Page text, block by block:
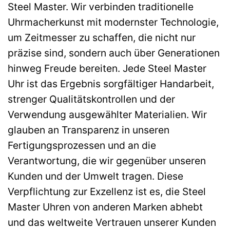
Steel Master. Wir verbinden traditionelle
Uhrmacherkunst mit modernster Technologie,
um Zeitmesser zu schaffen, die nicht nur
präzise sind, sondern auch über Generationen
hinweg Freude bereiten. Jede Steel Master
Uhr ist das Ergebnis sorgfältiger Handarbeit,
strenger Qualitätskontrollen und der
Verwendung ausgewählter Materialien. Wir
glauben an Transparenz in unseren
Fertigungsprozessen und an die
Verantwortung, die wir gegenüber unseren
Kunden und der Umwelt tragen. Diese
Verpflichtung zur Exzellenz ist es, die Steel
Master Uhren von anderen Marken abhebt
und das weltweite Vertrauen unserer Kunden